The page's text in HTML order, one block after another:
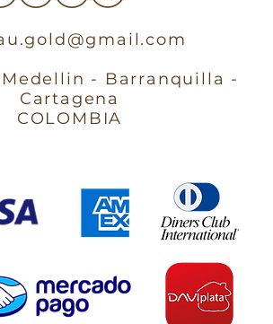
- Barranquilla -
Cartagena
COLOMBIA